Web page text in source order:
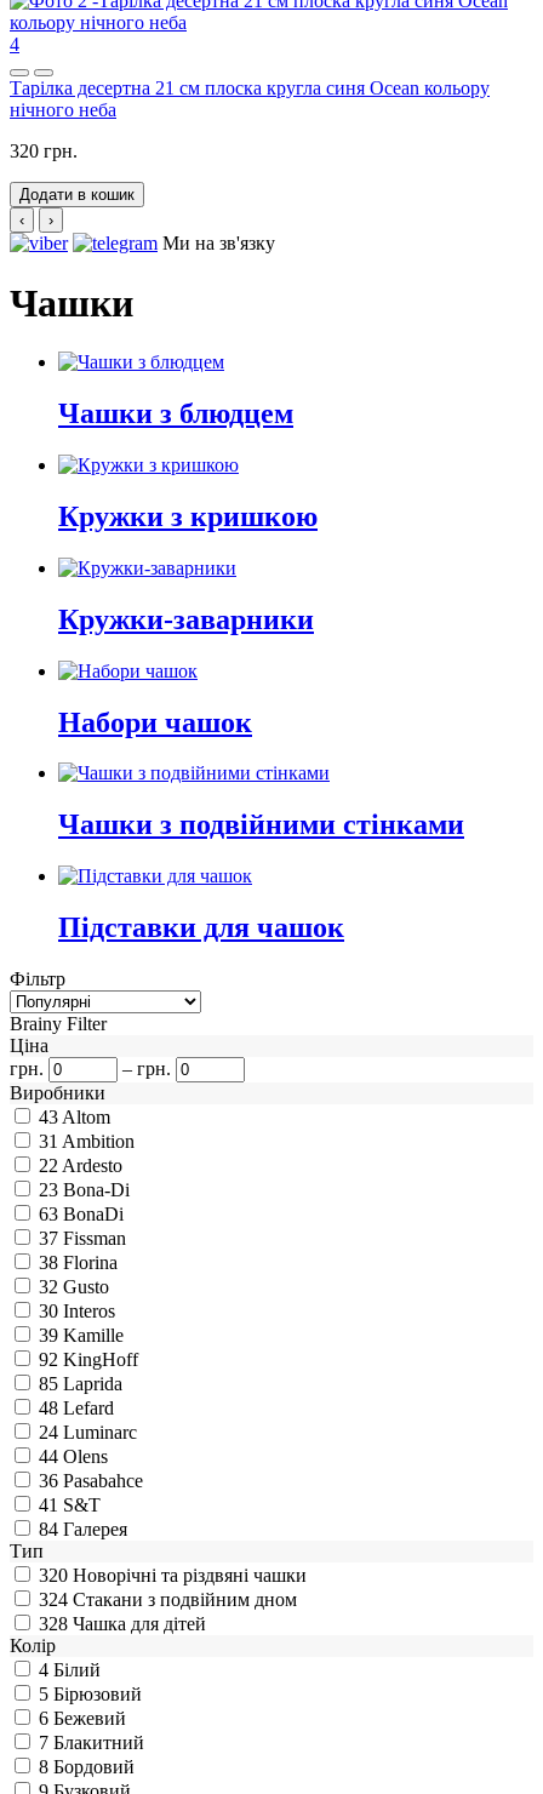
4
Тарілка десертна 21 см плоска кругла синя Ocean кольору
нічного неба
320 грн.
Додати в кошик
‹
›
Ми на зв'язку
Чашки
Чашки з блюдцем
Кружки з кришкою
Кружки-заварники
Набори чашок
Чашки з подвійними стінками
Підставки для чашок
Фільтр
Brainy Filter
Ціна
грн.
– грн.
Виробники
43 Altom
31 Ambition
22 Ardesto
23 Bona-Di
63 BonaDi
37 Fissman
38 Florina
32 Gusto
30 Interos
39 Kamille
92 KingHoff
85 Laprida
48 Lefard
24 Luminarc
44 Olens
36 Pasabahce
41 S&T
84 Галерея
Тип
320 Новорічні та різдвяні чашки
324 Стакани з подвійним дном
328 Чашка для дітей
Колір
4 Білий
5 Бірюзовий
6 Бежевий
7 Блакитний
8 Бордовий